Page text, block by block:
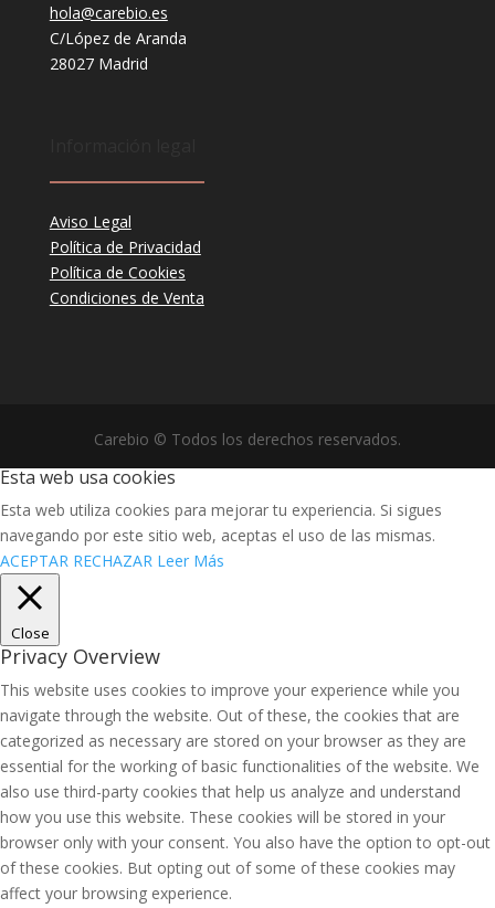
hola@carebio.es
C/López de Aranda
28027 Madrid
Aviso Legal
Política de Privacidad
Política de Cookies
Condiciones de Venta
Carebio © Todos los derechos reservados.
Esta web usa cookies
Esta web utiliza cookies para mejorar tu experiencia. Si sigues
navegando por este sitio web, aceptas el uso de las mismas.
ACEPTAR RECHAZAR Leer Más
Close
Privacy Overview
This website uses cookies to improve your experience while you
navigate through the website. Out of these, the cookies that are
categorized as necessary are stored on your browser as they are
essential for the working of basic functionalities of the website. We
also use third-party cookies that help us analyze and understand
how you use this website. These cookies will be stored in your
browser only with your consent. You also have the option to opt-out
of these cookies. But opting out of some of these cookies may
affect your browsing experience.